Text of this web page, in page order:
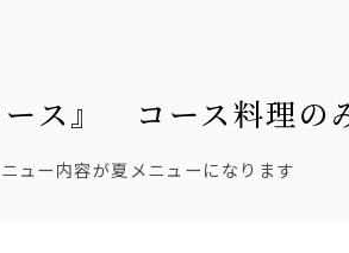
コース』 コース料理
ュー内容が夏メニューになります